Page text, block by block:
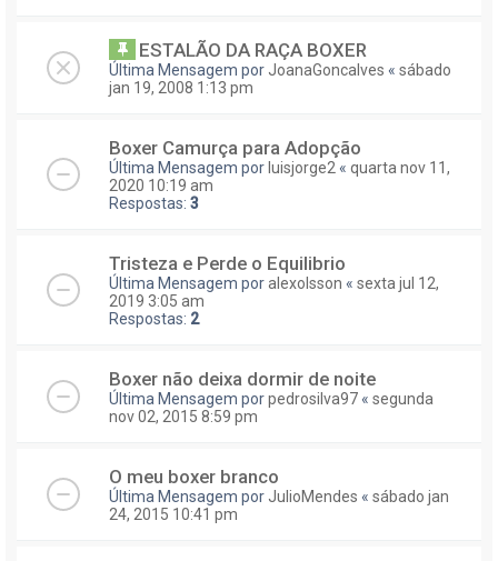
ESTALÃO DA RAÇA BOXER
Última Mensagem por JoanaGoncalves « sábado
jan 19, 2008 1:13 pm
Boxer Camurça para Adopção
Última Mensagem por luisjorge2 « quarta nov 11,
2020 10:19 am
Respostas: 3
Tristeza e Perde o Equilibrio
Última Mensagem poralexolsson « sexta jul 12,
2019 3:05 am
Respostas: 2
Boxer não deixa dormir de noite
Última Mensagem porpedrosilva97 « segunda
nov 02, 2015 8:59 pm
O meu boxer branco
Última Mensagem por JulioMendes « sábado jan
24, 2015 10:41 pm